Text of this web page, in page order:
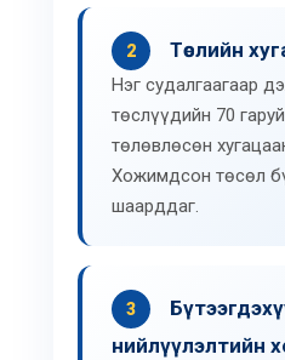
2 Төслийн
Нэг судалгаагаар
төслүүдийн 70
төлөвлөсөн
Хожимдсон төсөл
шаарддаг.
3
нийлүүлэлтийн